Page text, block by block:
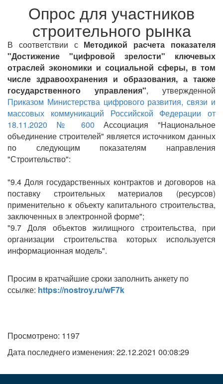
Опрос для участников
строительного рынка
В соответствии с Методикой расчета показателя
"Достижение "цифровой зрелости" ключевых
отраслей экономики и социальной сферы, в том
числе здравоохранения и образования, а также
государственного управления", утвержденной
Приказом Министерства цифрового развития, связи и
массовых коммуникаций Российской Федерации от
18.11.2020 № 600 Ассоциация "Национальное
объединение строителей" является источником данных
по следующим показателям направления
"Строительство":
"9.4 Доля государственных контрактов и договоров на
поставку строительных материалов (ресурсов)
применительно к объекту капитального строительства,
заключенных в электронной форме";
"9.7 Доля объектов жилищного строительства, при
организации строительства которых используется
информационная модель".
Просим в кратчайшие сроки заполнить анкету по
ссылке: https://nostroy.ru/wF7k
Просмотрено: 1197
Дата последнего изменения: 22.12.2021 00:08:29